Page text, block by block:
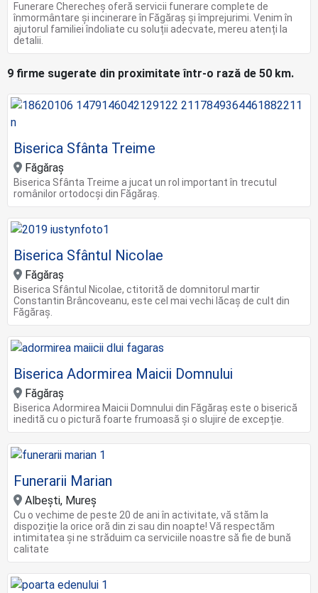
Funerare Cherecheș oferă servicii funerare complete de
înmormântare și incinerare în Făgăraș și împrejurimi. Venim în
ajutorul familiei îndoliate cu soluții adecvate, mereu atenți la
detalii.
9 firme sugerate din proximitate într-o rază de 50 km.
Biserica Sfânta Treime
Făgăraș
Biserica Sfânta Treime a jucat un rol important în trecutul
românilor ortodocşi din Făgăraș.
Biserica Sfântul Nicolae
Făgăraș
Biserica Sfântul Nicolae, ctitorită de domnitorul martir
Constantin Brâncoveanu, este cel mai vechi lăcaş de cult din
Făgăraş.
Biserica Adormirea Maicii Domnului
Făgăraș
Biserica Adormirea Maicii Domnului din Făgăraș este o biserică
inedită cu o pictură foarte frumoasă și o slujire de excepție.
Funerarii Marian
Albești, Mureș
Cu o vechime de peste 20 de ani în activitate, vă stăm la
dispoziție la orice oră din zi sau din noapte! Vă respectăm
intimitatea și ne străduim ca serviciile noastre să fie de bună
calitate